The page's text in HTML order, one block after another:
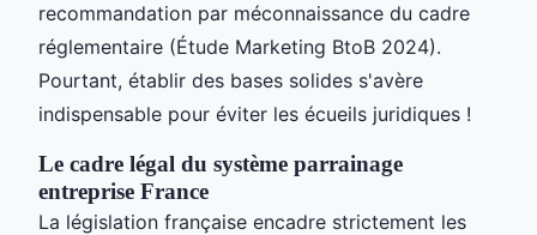
recommandation par méconnaissance du cadre
réglementaire (Étude Marketing BtoB 2024).
Pourtant, établir des bases solides s'avère
indispensable pour éviter les écueils juridiques !
Le cadre légal du système parrainage
entreprise France
La législation française encadre strictement les